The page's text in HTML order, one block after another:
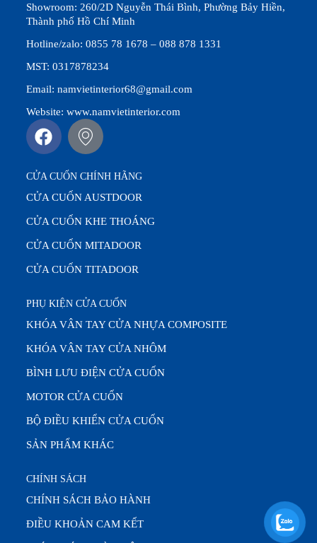
Showroom: 260/2D Nguyễn Thái Bình, Phường Bảy Hiền,
Thành phố Hồ Chí Minh
Hotline/zalo: 0855 78 1678 – 088 878 1331
MST: 0317878234
Email: namvietinterior68@gmail.com
Website: www.namvietinterior.com
CỬA CUỐN CHÍNH HÃNG
CỬA CUỐN AUSTDOOR
CỬA CUỐN KHE THOÁNG
CỬA CUỐN MITADOOR
CỬA CUỐN TITADOOR
PHỤ KIỆN CỬA CUỐN
KHÓA VÂN TAY CỬA NHỰA COMPOSITE
KHÓA VÂN TAY CỬA NHÔM
BÌNH LƯU ĐIỆN CỬA CUỐN
MOTOR CỬA CUỐN
BỘ ĐIỀU KHIỂN CỬA CUỐN
SẢN PHẨM KHÁC
CHÍNH SÁCH
CHÍNH SÁCH BẢO HÀNH
ĐIỀU KHOẢN CAM KẾT